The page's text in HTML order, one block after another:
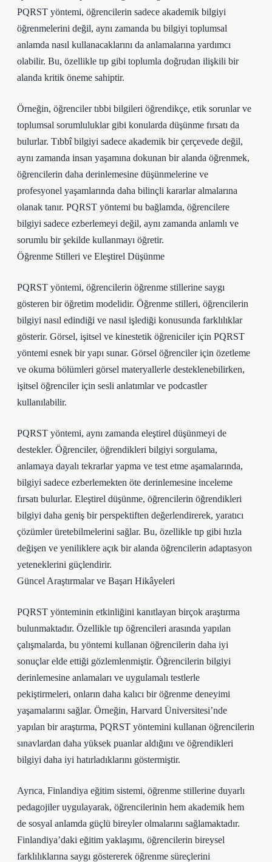
PQRST yöntemi, öğrencilerin sadece akademik bilgiyi
öğrenmelerini değil, aynı zamanda bu bilgiyi toplumsal
anlamda nasıl kullanacaklarını da anlamalarına yardımcı
olabilir. Bu, özellikle tıp gibi toplumla doğrudan ilişkili bir
alanda kritik öneme sahiptir.
Örneğin, öğrenciler tıbbi bilgileri öğrendikçe, etik sorunlar ve
toplumsal sorumluluklar gibi konularda düşünme fırsatı da
bulurlar. Tıbbî bilgiyi sadece akademik bir çerçevede değil,
aynı zamanda insan yaşamına dokunan bir alanda öğrenmek,
öğrencilerin daha derinlemesine düşünmelerine ve
profesyonel yaşamlarında daha bilinçli kararlar almalarına
olanak tanır. PQRST yöntemi bu bağlamda, öğrencilere
bilgiyi sadece ezberlemeyi değil, aynı zamanda anlamlı ve
sorumlu bir şekilde kullanmayı öğretir.
Öğrenme Stilleri ve Eleştirel Düşünme
PQRST yöntemi, öğrencilerin öğrenme stillerine saygı
gösteren bir öğretim modelidir. Öğrenme stilleri, öğrencilerin
bilgiyi nasıl edindiği ve nasıl işlediği konusunda farklılıklar
gösterir. Görsel, işitsel ve kinestetik öğreniciler için PQRST
yöntemi esnek bir yapı sunar. Görsel öğrenciler için özetleme
ve okuma bölümleri görsel materyallerle desteklenebilirken,
işitsel öğrenciler için sesli anlatımlar ve podcastler
kullanılabilir.
PQRST yöntemi, aynı zamanda eleştirel düşünmeyi de
destekler. Öğrenciler, öğrendikleri bilgiyi sorgulama,
anlamaya dayalı tekrarlar yapma ve test etme aşamalarında,
bilgiyi sadece ezberlemekten öte derinlemesine inceleme
fırsatı bulurlar. Eleştirel düşünme, öğrencilerin öğrendikleri
bilgiyi daha geniş bir perspektiften değerlendirerek, yaratıcı
çözümler üretebilmelerini sağlar. Bu, özellikle tıp gibi hızla
değişen ve yeniliklere açık bir alanda öğrencilerin adaptasyon
yeteneklerini güçlendirir.
Güncel Araştırmalar ve Başarı Hikâyeleri
PQRST yönteminin etkinliğini kanıtlayan birçok araştırma
bulunmaktadır. Özellikle tıp öğrencileri arasında yapılan
çalışmalarda, bu yöntemi kullanan öğrencilerin daha iyi
sonuçlar elde ettiği gözlemlenmiştir. Öğrencilerin bilgiyi
derinlemesine anlamaları ve uygulamalı testlerle
pekiştirmeleri, onların daha kalıcı bir öğrenme deneyimi
yaşamalarını sağlar. Örneğin, Harvard Üniversitesi’nde
yapılan bir araştırma, PQRST yöntemini kullanan öğrencilerin
sınavlardan daha yüksek puanlar aldığını ve öğrendikleri
bilgiyi daha iyi hatırladıklarını göstermiştir.
Ayrıca, Finlandiya eğitim sistemi, öğrenme stillerine duyarlı
pedagojiler uygulayarak, öğrencilerinin hem akademik hem
de sosyal anlamda güçlü bireyler olmalarını sağlamaktadır.
Finlandiya’daki eğitim yaklaşımı, öğrencilerin bireysel
farklılıklarına saygı göstererek öğrenme süreçlerini